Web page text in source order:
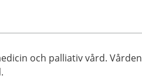
och palliativ vård. Vården